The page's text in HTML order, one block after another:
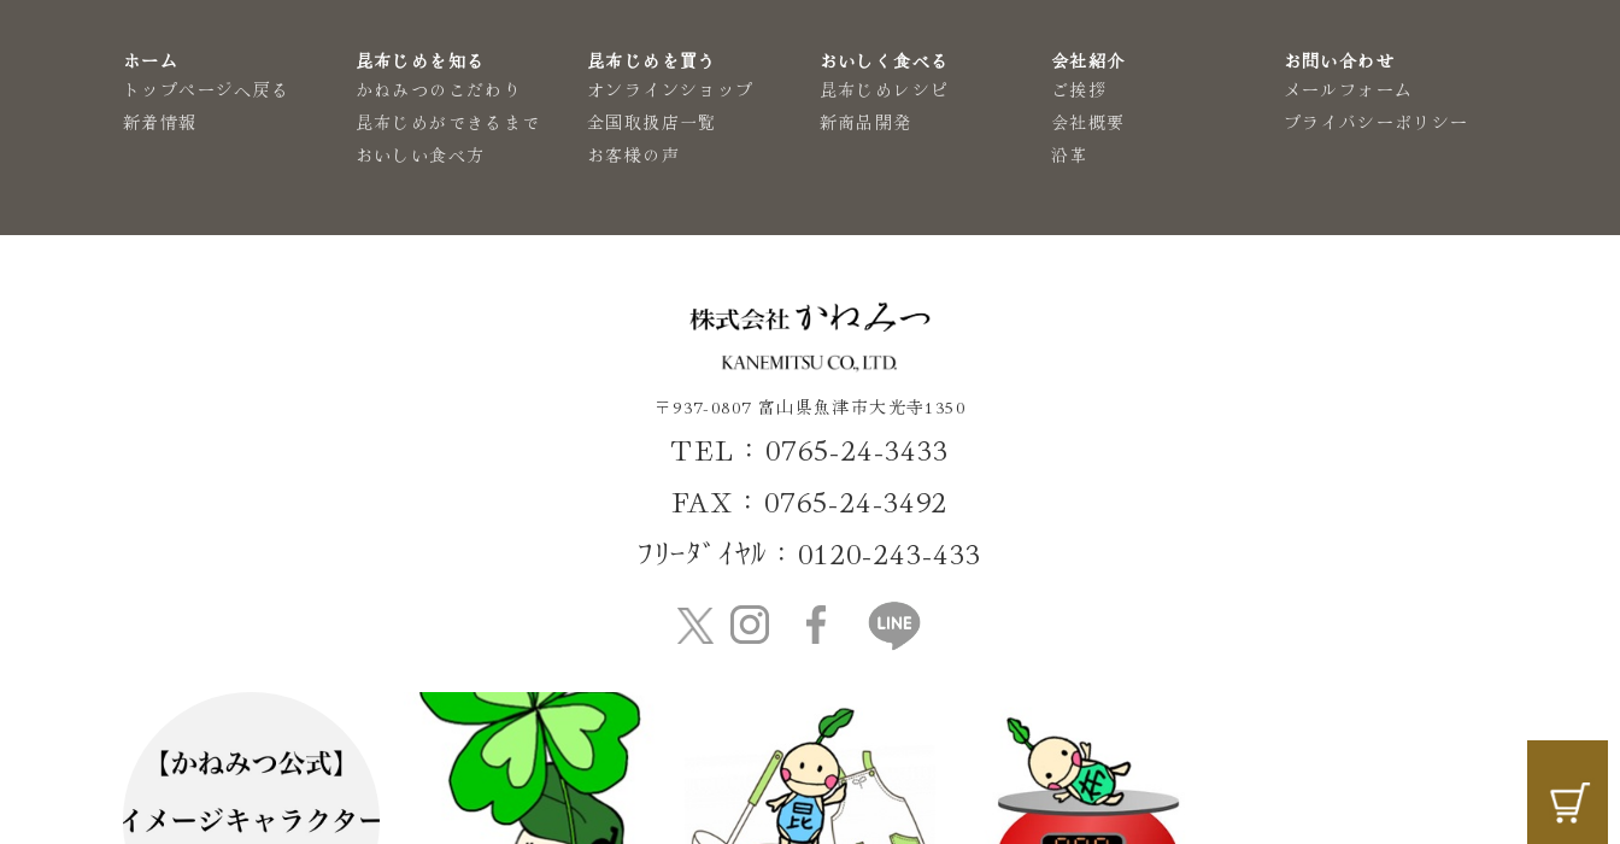
ホーム
トップページへ戻る
新着情報
昆布じめを知る
かねみつのこだわり
昆布じめができるまで
おいしい食べ方
昆布じめを買う
オンラインショップ
全国取扱店一覧
お客様の声
おいしく食べる
昆布じめレシピ
新商品開発
会社紹介
ご挨拶
会社概要
沿革
お問い合わせ
メールフォーム
プライバシーポリシー
〒937-0807 富山県魚津市大光寺1350
TEL：0765-24-3433
FAX：0765-24-3492
ﾌﾘｰﾀﾞｲﾔﾙ：0120-243-433